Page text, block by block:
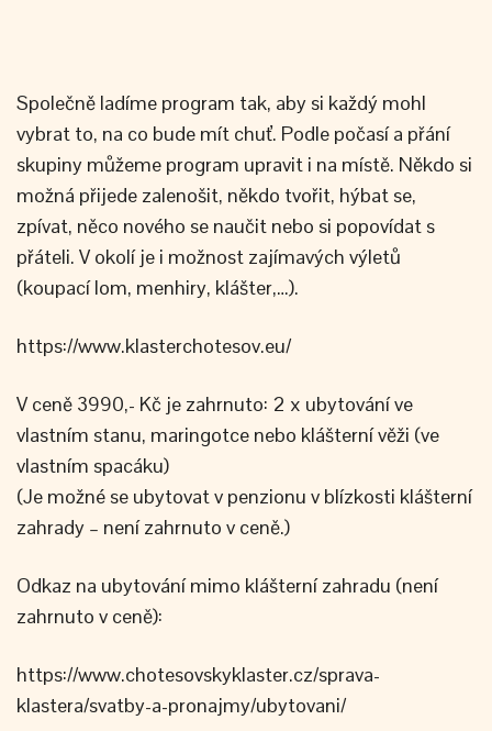
Společně ladíme program tak, aby si každý mohl
vybrat to, na co bude mít chuť. Podle počasí a přání
skupiny můžeme program upravit i na místě. Někdo si
možná přijede zalenošit, někdo tvořit, hýbat se,
zpívat, něco nového se naučit nebo si popovídat s
přáteli. V okolí je i možnost zajímavých výletů
(koupací lom, menhiry, klášter,…).
https://www.klasterchotesov.eu/
V ceně 3990,- Kč je zahrnuto: 2 x ubytování ve
vlastním stanu, maringotce nebo klášterní věži (ve
vlastním spacáku)
(Je možné se ubytovat v penzionu v blízkosti klášterní
zahrady – není zahrnuto v ceně.)
Odkaz na ubytování mimo klášterní zahradu (není
zahrnuto v ceně):
https://www.chotesovskyklaster.cz/sprava-
klastera/svatby-a-pronajmy/ubytovani/